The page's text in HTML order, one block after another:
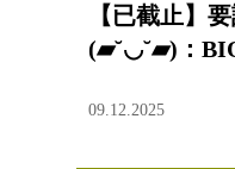
【已截止】
(▰˘◡˘▰)：
09.12.2025